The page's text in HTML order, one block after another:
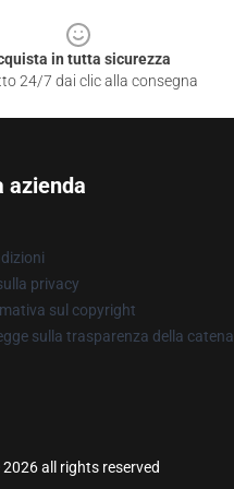
in tutta sicurezza
24/7 dai clic alla consegna
azienda
privacy
sul copyright
sulla trasparenza della catena
all rights reserved